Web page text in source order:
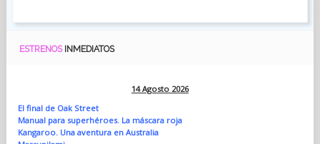
ESTRENOS INMEDIATOS
14 Agosto 2026
El final de Oak Street
Manual para superhéroes. La máscara roja
Kangaroo. Una aventura en Australia